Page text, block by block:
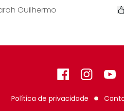
Guilhermo
FacebookInstagram
GitHub
Política de privacidade